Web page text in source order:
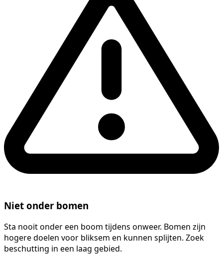
Niet onder bomen
Sta nooit onder een boom tijdens onweer. Bomen zijn
hogere doelen voor bliksem en kunnen splijten. Zoek
beschutting in een laag gebied.